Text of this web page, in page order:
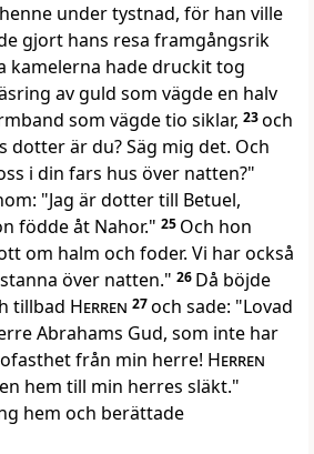
under tystnad, för han ville
gjort hans resa framgångsrik
kamelerna hade druckit tog
av guld som vägde en halv
som vägde tio siklar, 23och
dotter är du? Säg mig det. Och
i din fars hus över natten?"
"Jag är dotter till Betuel,
födde åt Nahor." 25 Och hon
om halm och foder. Vi har också
över natten." 26 Då böjde
tillbad Herren 27och sade: "Lovad
Abrahams Gud, som inte har
från min herre! Herren
hem till min herres släkt."
hem och berättade